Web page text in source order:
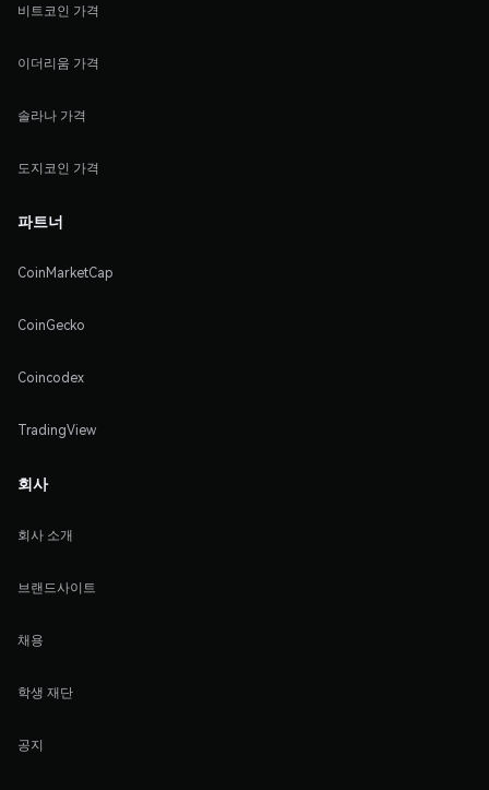
비트코인 가격
이더리움 가격
솔라나 가격
도지코인 가격
파트너
CoinMarketCap
CoinGecko
Coincodex
TradingView
회사
회사 소개
브랜드사이트
채용
학생 재단
공지